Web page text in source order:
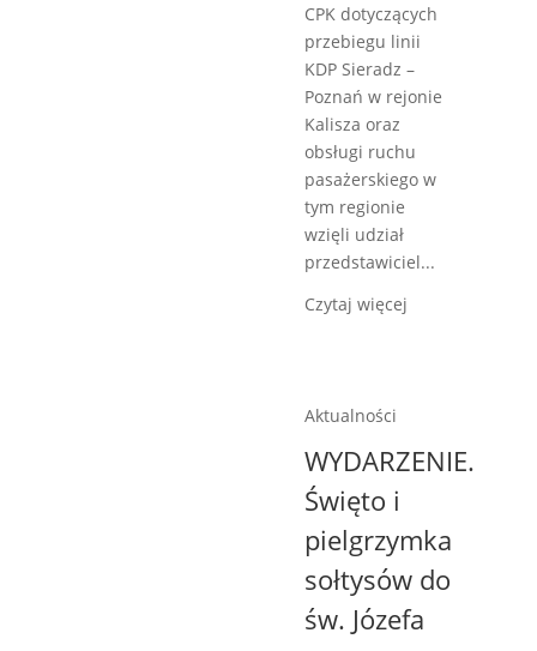
CPK dotyczących
przebiegu linii
KDP Sieradz –
Poznań w rejonie
Kalisza oraz
obsługi ruchu
pasażerskiego w
tym regionie
wzięli udział
przedstawiciel...
Czytaj więcej
Aktualności
WYDARZENIE.
Święto i
pielgrzymka
sołtysów do
św. Józefa